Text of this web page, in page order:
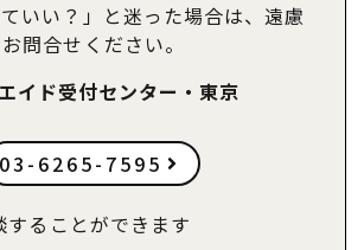
ていい？」と迷った場合は、遠慮
問合せください。
イド受付センター・東京
03-6265-7595
することができます